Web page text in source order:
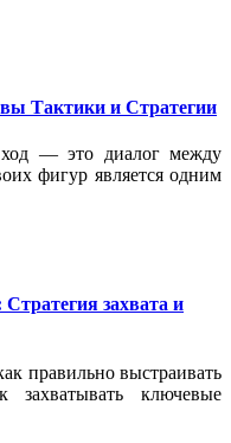
Тактики и Стратегии
— это диалог между
фигур является одним
захвата и
правильно выстраивать
захватывать ключевые